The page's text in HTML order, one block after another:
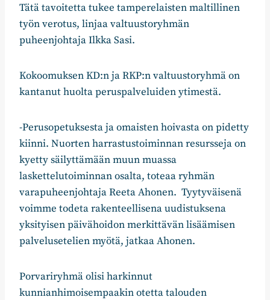
Tätä tavoitetta tukee tamperelaisten maltillinen
työn verotus, linjaa valtuustoryhmän
puheenjohtaja Ilkka Sasi.
Kokoomuksen KD:n ja RKP:n valtuustoryhmä on
kantanut huolta peruspalveluiden ytimestä.
-Perusopetuksesta ja omaisten hoivasta on pidetty
kiinni. Nuorten harrastustoiminnan resursseja on
kyetty säilyttämään muun muassa
laskettelutoiminnan osalta, toteaa ryhmän
varapuheenjohtaja Reeta Ahonen. Tyytyväisenä
voimme todeta rakenteellisena uudistuksena
yksityisen päivähoidon merkittävän lisäämisen
palvelusetelien myötä, jatkaa Ahonen.
Porvariryhmä olisi harkinnut
kunnianhimoisempaakin otetta talouden